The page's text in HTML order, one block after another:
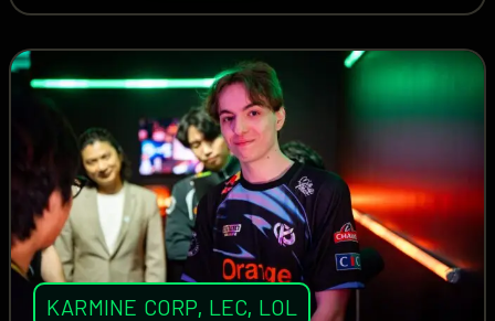
KARMINE CORP, LEC, LOL